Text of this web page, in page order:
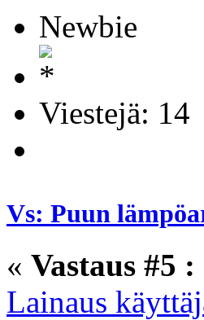
Newbie
Viestejä: 14
Vs: Puun
« Vastaus #5 :
Lainaus